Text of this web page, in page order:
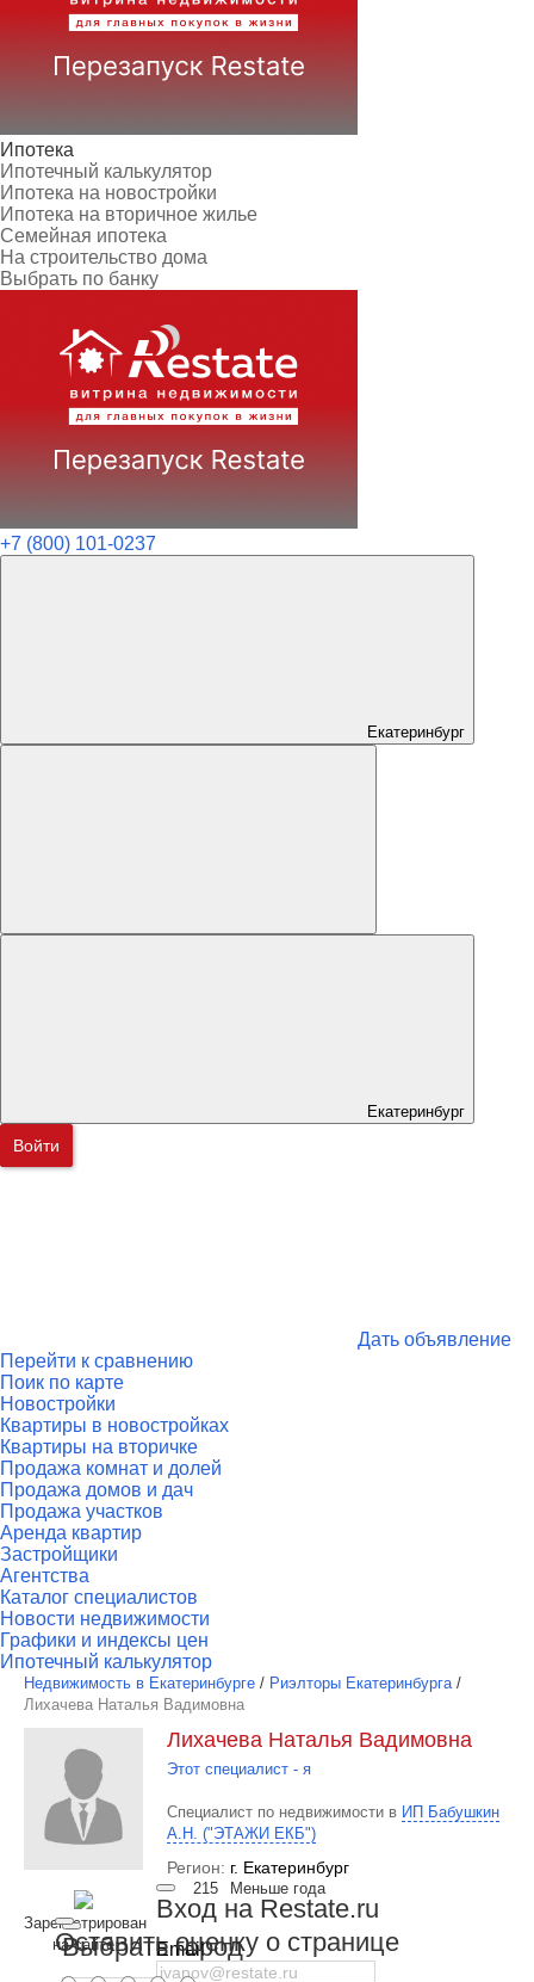
Ипотека
Ипотечный калькулятор
Ипотека на новостройки
Ипотека на вторичное жилье
Семейная ипотека
На строительство дома
Выбрать по банку
+7 (800) 101-0237
Екатеринбург
Екатеринбург
Войти
Дать объявление
Перейти к сравнению
Поик по карте
Новостройки
Квартиры в новостройках
Квартиры на вторичке
Продажа комнат и долей
Продажа домов и дач
Продажа участков
Аренда квартир
Застройщики
Агентства
Каталог специалистов
Новости недвижимости
Графики и индексы цен
Ипотечный калькулятор
Выбрать город
Вход на Restate.ru
Email
Недвижимость в Екатеринбурге / Риэлторы Екатеринбурга /
Лихачева Наталья Вадимовна
Зарегистрирован
на сайте
Лихачева Наталья Вадимовна
Этот специалист - я
Специалист по недвижимости в ИП Бабушкин
А.Н. ("ЭТАЖИ ЕКБ")
Регион: г. Екатеринбург
215 Меньше года
Оставить оценку о странице